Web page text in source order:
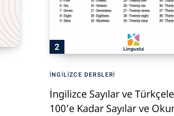
İNGILIZCE DERSLERI
İngilizce Sayılar ve
100’e Kadar Sayılar ve